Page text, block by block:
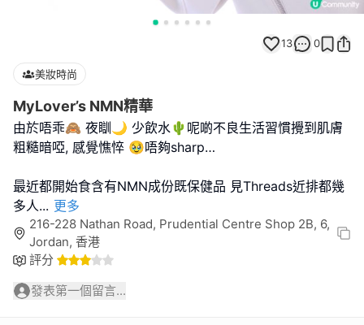
13 0
美妝時尚
MyLover’s NMN精華
由於唔乖🙈 夜瞓🌙 少飲水🌵呢啲不良生活習慣攪到肌膚
粗糙暗啞, 感覺憔悴 🥹唔夠sharp…
最近都開始食含有NMN成份既保健品 見Threads近排都幾
多人... 更多
216-228 Nathan Road, Prudential Centre Shop 2B, 6,
Jordan, 香港
評分
發表第一個留言...